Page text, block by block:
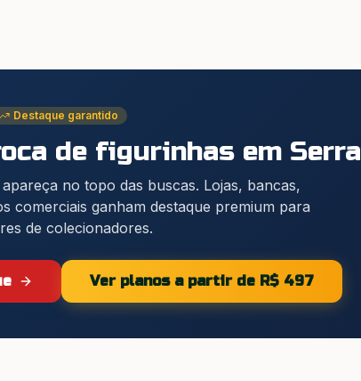
Destaque garantido
de figurinhasem Serra
no topo das buscas. Lojas, bancas,
comerciais ganham destaque premium para
de colecionadores.
Ver planos a partir de R$ 497